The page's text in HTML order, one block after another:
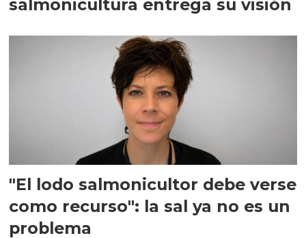
salmonicultura entrega su visión
"El lodo salmonicultor debe verse
como recurso": la sal ya no es un
problema